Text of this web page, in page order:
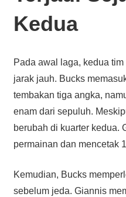
Kedua
Pada awal laga, kedua
jarak jauh. Bucks
tembakan tiga angka,
enam dari sepuluh.
berubah di kuarter kedua.
permainan dan mencetak
Kemudian, Bucks
sebelum jeda. Giannis